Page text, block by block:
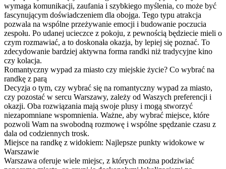
wymaga komunikacji, zaufania i szybkiego myślenia, co może być
fascynującym doświadczeniem dla obojga. Tego typu atrakcja
pozwala na wspólne przeżywanie emocji i budowanie poczucia
zespołu. Po udanej ucieczce z pokoju, z pewnością będziecie mieli o
czym rozmawiać, a to doskonała okazja, by lepiej się poznać. To
zdecydowanie bardziej aktywna forma randki niż tradycyjne kino
czy kolacja.
Romantyczny wypad za miasto czy miejskie życie? Co wybrać na
randkę z parą
Decyzja o tym, czy wybrać się na romantyczny wypad za miasto,
czy pozostać w sercu Warszawy, zależy od Waszych preferencji i
okazji. Oba rozwiązania mają swoje plusy i mogą stworzyć
niezapomniane wspomnienia. Ważne, aby wybrać miejsce, które
pozwoli Wam na swobodną rozmowę i wspólne spędzanie czasu z
dala od codziennych trosk.
Miejsce na randkę z widokiem: Najlepsze punkty widokowe w
Warszawie
Warszawa oferuje wiele miejsc, z których można podziwiać